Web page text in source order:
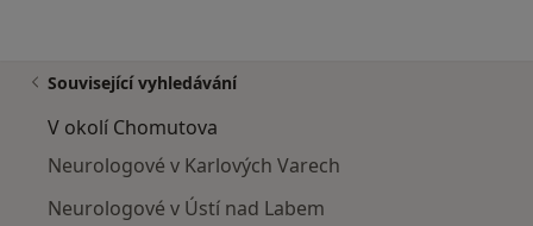
Související vyhledávání
V okolí Chomutova
Neurologové v Karlových Varech
Neurologové v Ústí nad Labem